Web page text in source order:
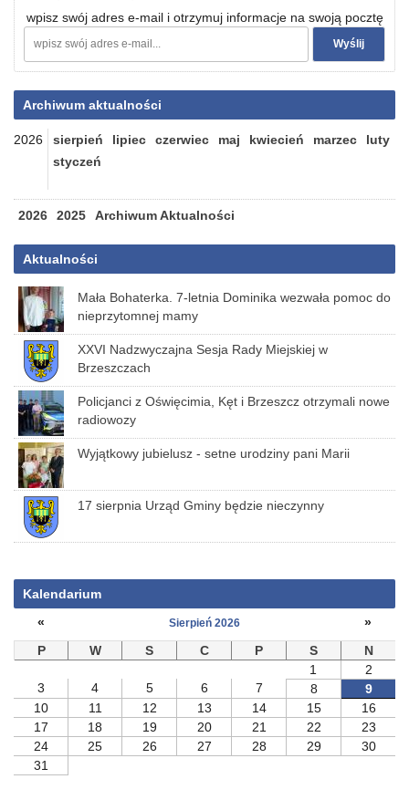
wpisz swój adres e-mail i otrzymuj informacje na swoją pocztę
Archiwum aktualności
2026 sierpień lipiec czerwiec maj kwiecień marzec
luty
styczeń
2026 2025 Archiwum Aktualności
Aktualności
Mała Bohaterka. 7-letnia Dominika wezwała pomoc do
nieprzytomnej mamy
XXVI Nadzwyczajna Sesja Rady Miejskiej w
Brzeszczach
Policjanci z Oświęcimia, Kęt i Brzeszcz otrzymali nowe
radiowozy
Wyjątkowy jubielusz - setne urodziny pani Marii
17 sierpnia Urząd Gminy będzie nieczynny
Kalendarium
«
Sierpień 2026
»
P
W S C P S
N
1
2
3
4 5 6 7 8
9
10
11 12 13 14 15
16
17
18 19 20 21 22
23
24
25 26 27 28 29
30
31